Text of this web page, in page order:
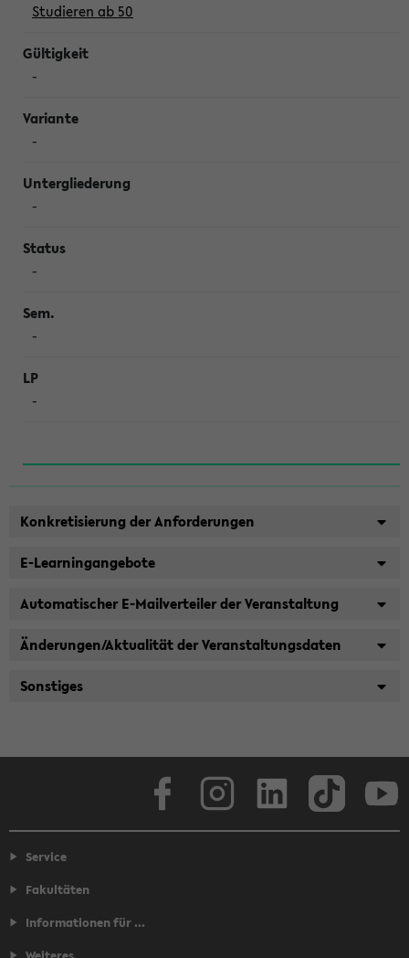
Studieren ab 50
-
-
-
-
-
-
Konkretisierung der Anforderungen
E-Learningangebote
Automatischer E-Mailverteiler der Veranstaltung
Änderungen/Aktualität der Veranstaltungsdaten
Sonstiges
Service
Fakultäten
Informationen für ...